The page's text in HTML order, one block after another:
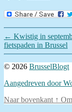
← Kwistig in
fietspaden in Brussel
© 2026 BrusselBlogt
Aangedreven door
Naar bovenkant ↑